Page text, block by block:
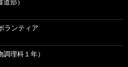
ランティア
理科１年）